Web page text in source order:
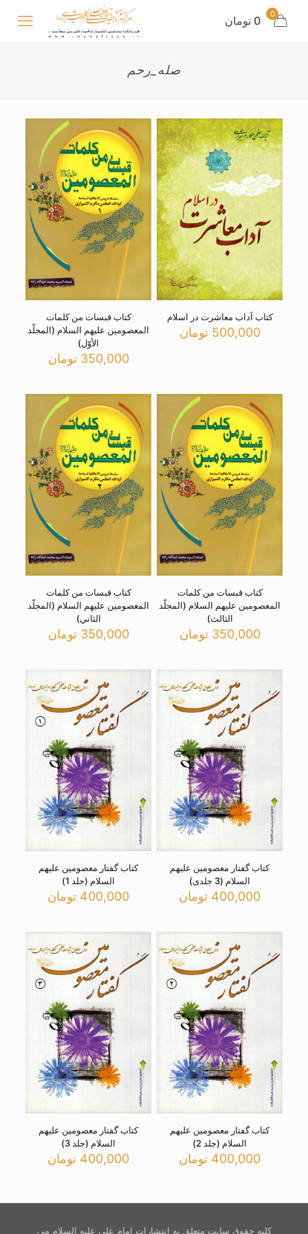
0 0 تومان
صله_رحم
کتاب آداب معاشرت در اسلام
500,000 تومان
کتاب قبسات من کلمات
المعصومین علیهم السلام (المجلّد
الأوّل)
350,000 تومان
کتاب قبسات من کلمات
المعصومین علیهم السلام (المجلّد
الثالث)
350,000 تومان
کتاب قبسات من کلمات
المعصومین علیهم السلام (المجلّد
الثاني)
350,000 تومان
کتاب گفتار معصومین علیهم
السلام (3 جلدی)
400,000 تومان
کتاب گفتار معصومین علیهم
السلام (جلد 1)
400,000 تومان
کتاب گفتار معصومین علیهم
السلام (جلد 2)
400,000 تومان
کتاب گفتار معصومین علیهم
السلام (جلد 3)
400,000 تومان
کلیه حقوق سایت متعلق به انتشارات امام علی علیه السلام می